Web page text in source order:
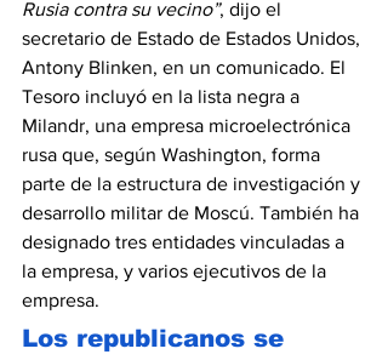
Rusia contra su vecino”, dijo el
secretario de Estado de Estados Unidos,
Antony Blinken, en un comunicado. El
Tesoro incluyó en la lista negra a
Milandr, una empresa microelectrónica
rusa que, según Washington, forma
parte de la estructura de investigación y
desarrollo militar de Moscú. También ha
designado tres entidades vinculadas a
la empresa, y varios ejecutivos de la
empresa.
Los republicanos se